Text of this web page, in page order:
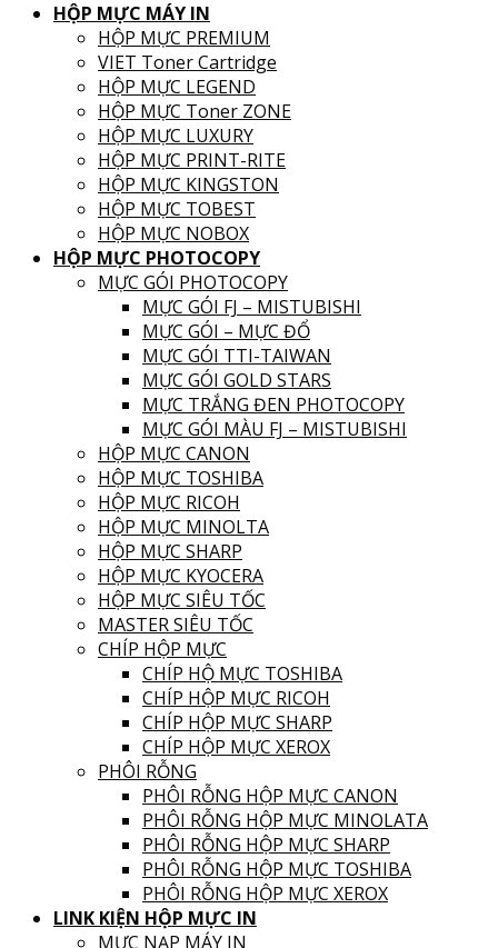
HỘP MỰC MÁY IN
HỘP MỰC PREMIUM
VIET Toner Cartridge
HỘP MỰC LEGEND
HỘP MỰC Toner ZONE
HỘP MỰC LUXURY
HỘP MỰC PRINT-RITE
HỘP MỰC KINGSTON
HỘP MỰC TOBEST
HỘP MỰC NOBOX
HỘP MỰC PHOTOCOPY
MỰC GÓI PHOTOCOPY
MỰC GÓI FJ – MISTUBISHI
MỰC GÓI – MỰC ĐỔ
MỰC GÓI TTI-TAIWAN
MỰC GÓI GOLD STARS
MỰC TRẮNG ĐEN PHOTOCOPY
MỰC GÓI MÀU FJ – MISTUBISHI
HỘP MỰC CANON
HỘP MỰC TOSHIBA
HỘP MỰC RICOH
HỘP MỰC MINOLTA
HỘP MỰC SHARP
HỘP MỰC KYOCERA
HỘP MỰC SIÊU TỐC
MASTER SIÊU TỐC
CHÍP HỘP MỰC
CHÍP HỘ MỰC TOSHIBA
CHÍP HỘP MỰC RICOH
CHÍP HỘP MỰC SHARP
CHÍP HỘP MỰC XEROX
PHÔI RỖNG
PHÔI RỖNG HỘP MỰC CANON
PHÔI RỖNG HỘP MỰC MINOLATA
PHÔI RỖNG HỘP MỰC SHARP
PHÔI RỖNG HỘP MỰC TOSHIBA
PHÔI RỖNG HỘP MỰC XEROX
LINK KIỆN HỘP MỰC IN
MỰC NẠP MÁY IN